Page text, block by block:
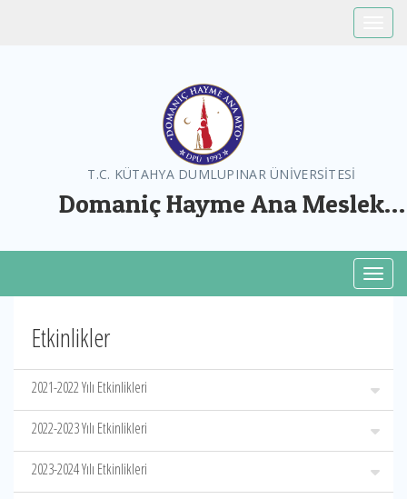
T.C. KÜTAHYA DUMLUPINAR ÜNİVERSİTESİ
Domaniç Hayme Ana Meslek
Etkinlikler
2021-2022 Yılı Etkinlikleri
2022-2023 Yılı Etkinlikleri
2023-2024 Yılı Etkinlikleri